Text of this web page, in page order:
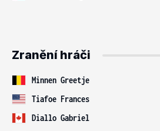
Zranění hráči
Minnen Greetje
Tiafoe Frances
Diallo Gabriel